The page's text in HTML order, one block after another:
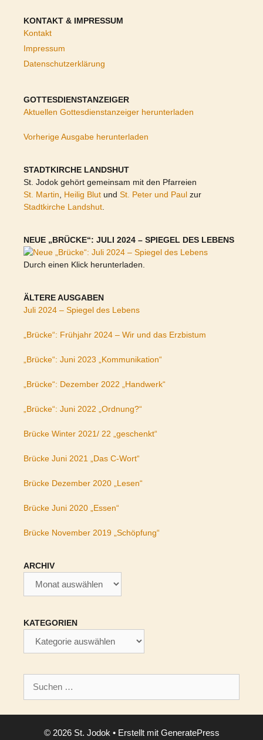
KONTAKT & IMPRESSUM
Kontakt
Impressum
Datenschutzerklärung
GOTTESDIENSTANZEIGER
Aktuellen Gottesdienstanzeiger herunterladen
Vorherige Ausgabe herunterladen
STADTKIRCHE LANDSHUT
St. Jodok gehört gemeinsam mit den Pfarreien
St. Martin
Heilig Blut und St. Peter und Paul zur
Stadtkirche Landshut
NEUE „BRÜCKE“: JULI 2024 – SPIEGEL DES LEBENS
Durch einen Klick herunterladen.
ÄLTERE AUSGABEN
Juli 2024 – Spiegel des Lebens
„Brücke“: Frühjahr 2024 – Wir und das Erzbistum
„Brücke“: Juni 2023 „Kommunikation“
„Brücke“: Dezember 2022 „Handwerk“
„Brücke“: Juni 2022 „Ordnung?“
Brücke Winter 2021/ 22 „geschenkt“
Brücke Juni 2021 „Das C-Wort“
Brücke Dezember 2020 „Lesen“
Brücke Juni 2020 „Essen“
Brücke November 2019 „Schöpfung“
ARCHIV
KATEGORIEN
nach:
© 2026 St. Jodok • Erstellt mit GeneratePress